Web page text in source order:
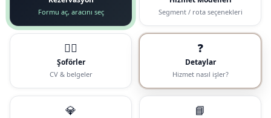
Formu aç, aracını seç Segment / rota seçenekleri
🧑‍✈️
Şoförler
CV & belgeler
❓
Detaylar
Hizmet nasıl işler?
💎 📘